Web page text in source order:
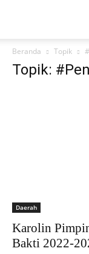
Beranda Topik
Topik:
Daerah
Karolin
Bakti 2022-